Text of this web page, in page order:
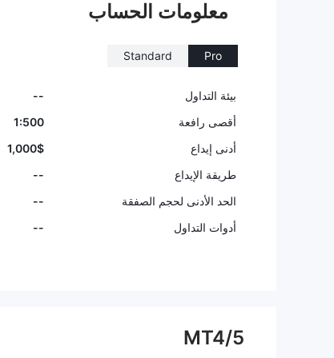
رخصة كاملة ميتاتريدر ٥
سبيل الخلاص
معلومات الحساب
Pro
Standard
بيئة التداول --
أقصى رافعة
1:500
أدنى إيداع
1,000$
طريقة الإيداع
--
الحد الأدنى لحجم الصفقة
--
أدوات التداول
--
MT4/5